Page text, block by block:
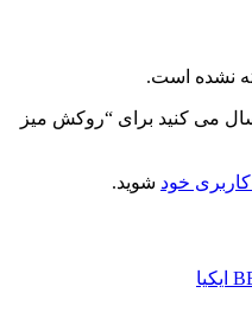
نشده است.
می کنید برای “روكش ميز
خود شوید.